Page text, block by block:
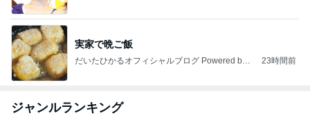
実家で晩ご飯
だいたひかるオフィシャルブログ Powered by
23時間前
ジャンルランキング